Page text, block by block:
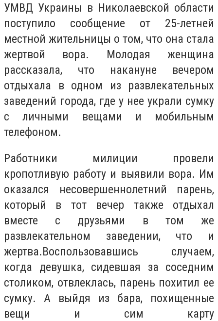
УМВД Украины в Николаевской области
поступило сообщение от 25-летней
местной жительницы о том, что она стала
жертвой вора. Молодая женщина
рассказала, что накануне вечером
отдыхала в одном из развлекательных
заведений города, где у нее украли сумку
с личными вещами и мобильным
телефоном.
Работники милиции провели
кропотливую работу и выявили вора. Им
оказался несовершеннолетний парень,
который в тот вечер также отдыхал
вместе с друзьями в том же
развлекательном заведении, что и
жертва.Воспользовавшись случаем,
когда девушка, сидевшая за соседним
столиком, отвлеклась, парень похитил ее
сумку. А выйдя из бара, похищенные
вещи и сим карту